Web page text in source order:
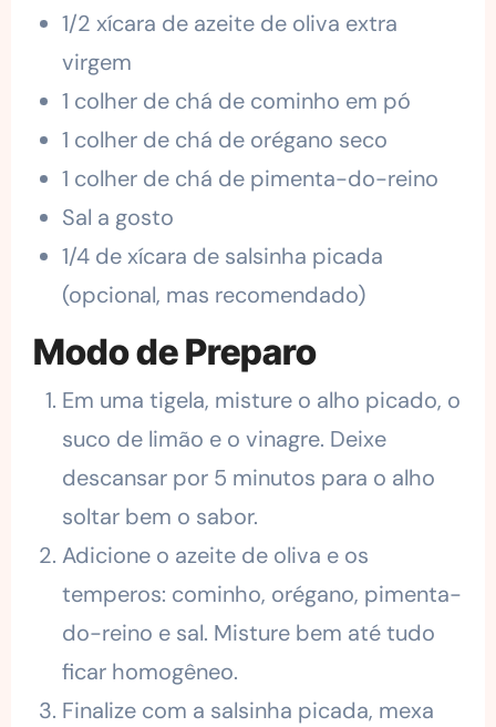
1/2 xícara de azeite de oliva extra
virgem
1 colher de chá de cominho em pó
1 colher de chá de orégano seco
1 colher de chá de pimenta-do-reino
Sal a gosto
1/4 de xícara de salsinha picada
(opcional, mas recomendado)
Modo de Preparo
Em uma tigela, misture o alho picado, o
suco de limão e o vinagre. Deixe
descansar por 5 minutos para o alho
soltar bem o sabor.
Adicione o azeite de oliva e os
temperos: cominho, orégano, pimenta-
do-reino e sal. Misture bem até tudo
ficar homogêneo.
Finalize com a salsinha picada, mexa